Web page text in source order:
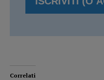
Correlati